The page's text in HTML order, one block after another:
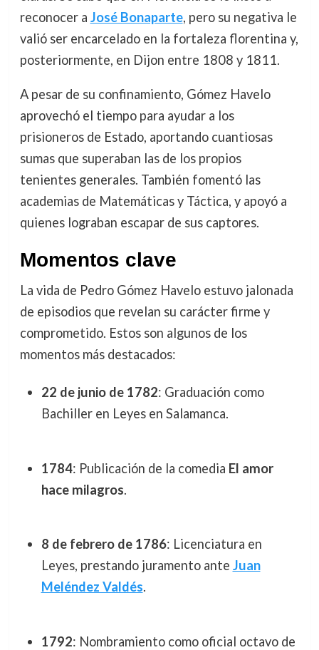
reconocer a José Bonaparte, pero su negativa le
valió ser encarcelado en la fortaleza florentina y,
posteriormente, en Dijon entre 1808 y 1811.
A pesar de su confinamiento, Gómez Havelo
aprovechó el tiempo para ayudar a los
prisioneros de Estado, aportando cuantiosas
sumas que superaban las de los propios
tenientes generales. También fomentó las
academias de Matemáticas y Táctica, y apoyó a
quienes lograban escapar de sus captores.
Momentos clave
La vida de Pedro Gómez Havelo estuvo jalonada
de episodios que revelan su carácter firme y
comprometido. Estos son algunos de los
momentos más destacados:
22 de junio de 1782: Graduación como
Bachiller en Leyes en Salamanca.
1784: Publicación de la comedia El amor
hace milagros.
8 de febrero de 1786: Licenciatura en
Leyes, prestando juramento ante Juan
Meléndez Valdés.
1792: Nombramiento como oficial octavo de